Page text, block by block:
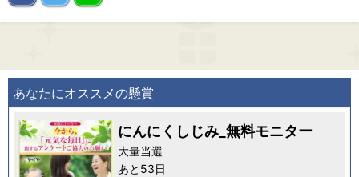
あなたにオススメの懸賞
にんにくしじみ_無料モニター
大量当選
あと53日